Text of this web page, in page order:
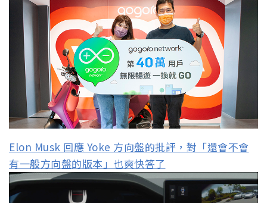
Elon Musk 回應 Yoke 方向盤的批評，對「還會不會
有一般方向盤的版本」也爽快答了